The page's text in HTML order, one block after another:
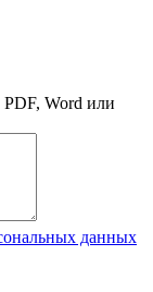
Word или
данных